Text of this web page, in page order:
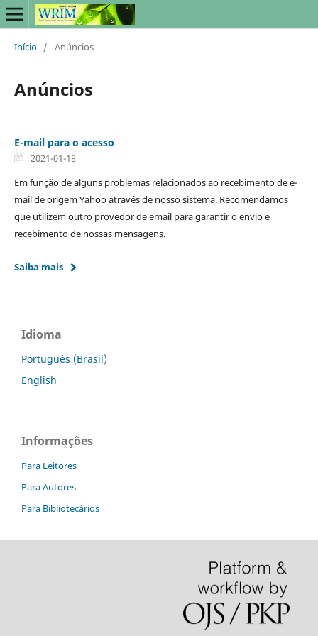
Início / Anúncios
Anúncios
E-mail para o acesso
2021-01-18
Em função de alguns problemas relacionados ao recebimento de e-
mail de origem Yahoo através de nosso sistema. Recomendamos
que utilizem outro provedor de email para garantir o envio e
recebimento de nossas mensagens.
Saiba mais
Idioma
Português (Brasil)
English
Informações
Para Leitores
Para Autores
Para Bibliotecários